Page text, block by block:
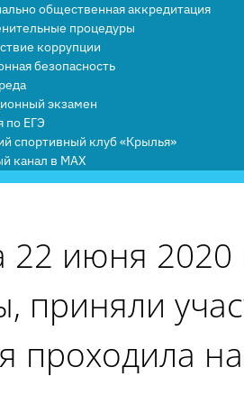
общественная аккредитация
процедуры
коррупции
безопасность
экзамен
по ЕГЭ
спортивный клуб «Крылья»
канал в MAX
22 июня 2020
приняли
проходила